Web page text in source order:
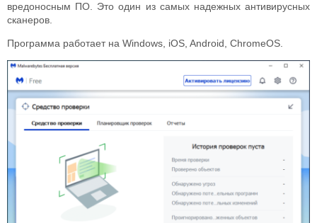
вредоносным ПО. Это один из самых надежных антивирусных
сканеров.
Программа работает на Windows, iOS, Android, ChromeOS.